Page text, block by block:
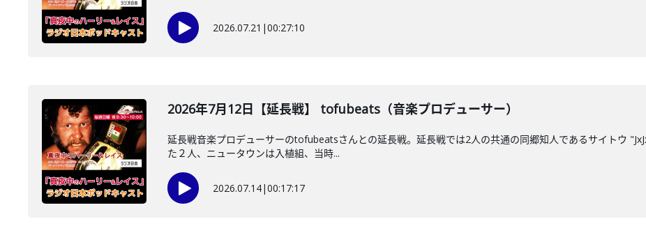
2026.07.21 |00:27:10
2026年7月12日【延長戦】 tofubeats（音楽プロデューサー）
延長戦音楽プロデューサーのtofubeatsさんとの延長戦。延長戦では2人の共通の同郷知人であるサイトウ
た２人、ニュータウンは入植組、当時...
2026.07.14|00:17:17